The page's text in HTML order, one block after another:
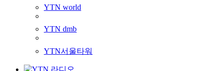
YTN world
YTN dmb
YTN서울타워